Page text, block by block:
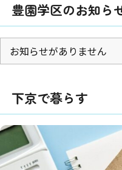
豊園学区のお知ら
お知らせがありません
下京で暮らす